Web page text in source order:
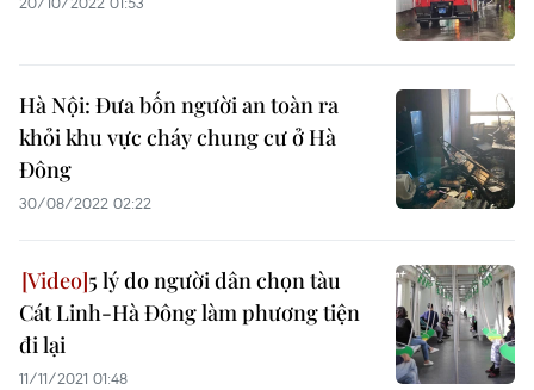
Hà Nội: Đưa bốn người an toàn ra
khỏi khu vực cháy chung cư ở Hà
Đông
30/08/2022 02:22
5 lý do người dân chọn tàu
Cát Linh-Hà Đông làm phương tiện
đi lại
11/11/2021 01:48